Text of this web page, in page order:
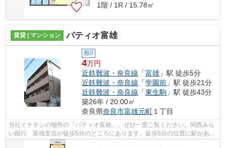
1階 / 1R / 15.78㎡
賃貸 | マンション パティオ富雄
敷0
4万円
近鉄難波・奈良線 「富雄 」駅 徒歩5分
近鉄難波・奈良線 「学園前 」駅 徒歩21分
近鉄難波・奈良線 「東生駒 」駅 徒歩43分
築26年 / 20.00㎡
奈良県奈良市富雄元町 １丁目
当社イチオシの物件の「パティオ富雄」。ぜひ一度ご覧ください。関西みら
い銀行 富雄支店が徒歩5分のところにあります。徒歩5分の位置に駅がある
物件です。防犯対策もバッチリなマン...